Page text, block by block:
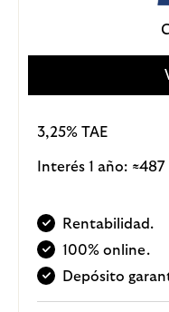
3,25% TAE
Interés 1 año: ≈487
Rentabilidad.
100% online.
Depósito